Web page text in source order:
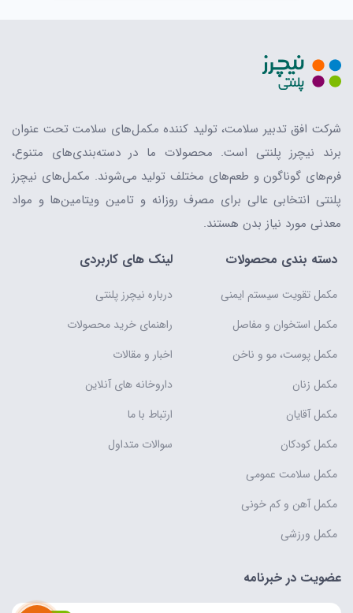
شرکت افق تدبیر سلامت، تولید کننده مکمل‌های سلامت تحت عنوان
برند نیچرز پلنتی است. محصولات ما در دسته‌بندی‌های متنوع،
فرم‌های گوناگون و طعم‌های مختلف تولید می‌شوند. مکمل‌های نیچرز
پلنتی انتخابی عالی برای مصرف روزانه و تامین ویتامین‌ها و مواد
معدنی مورد نیاز بدن هستند.
دسته بندی محصولات
مکمل تقویت سیستم ایمنی
مکمل استخوان و مفاصل
مکمل پوست، مو و ناخن
مکمل زنان
مکمل آقایان
مکمل کودکان
مکمل سلامت عمومی
مکمل آهن و کم خونی
مکمل ورزشی
لینک های کاربردی
درباره نیچرز پلنتی
راهنمای خرید محصولات
اخبار و مقالات
داروخانه های آنلاین
ارتباط با ما
سوالات متداول
عضویت در خبرنامه